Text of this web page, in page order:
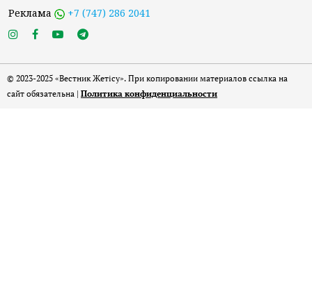
Реклама +7 (747) 286 2041
© 2023-2025 «Вестник Жетісу». При копировании материалов ссылка на
сайт обязательна | Политика конфиденциальности